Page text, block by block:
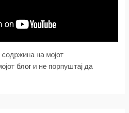
на мојот
блог и не порпуштај да